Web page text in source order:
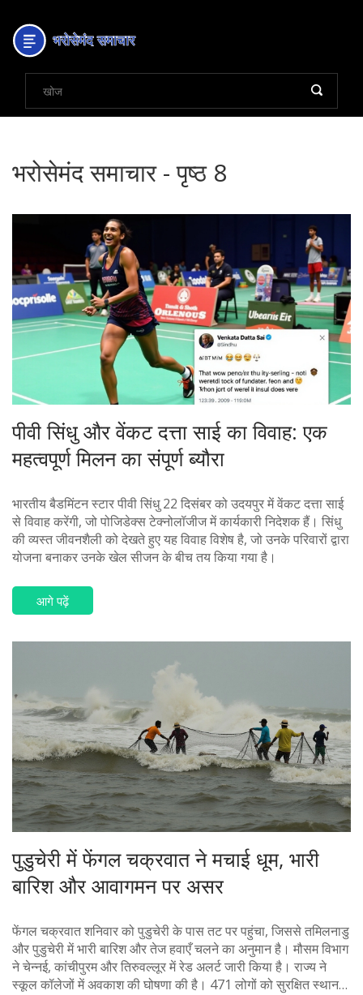
भरोसेमंद समाचार - पृष्ठ 8
पीवी सिंधु और वेंकट दत्ता साई का विवाह: एक
महत्वपूर्ण मिलन का संपूर्ण ब्यौरा
भारतीय बैडमिंटन स्टार पीवी सिंधु 22 दिसंबर को उदयपुर में वेंकट दत्ता साई
से विवाह करेंगी, जो पोजिडेक्स टेक्नोलॉजीज में कार्यकारी निदेशक हैं। सिंधु
की व्यस्त जीवनशैली को देखते हुए यह विवाह विशेष है, जो उनके परिवारों द्वारा
योजना बनाकर उनके खेल सीजन के बीच तय किया गया है।
आगे पढ़ें
पुडुचेरी में फेंगल चक्रवात ने मचाई धूम, भारी
बारिश और आवागमन पर असर
फेंगल चक्रवात शनिवार को पुडुचेरी के पास तट पर पहुंचा, जिससे तमिलनाडु
और पुडुचेरी में भारी बारिश और तेज हवाएँ चलने का अनुमान है। मौसम विभाग
ने चेन्नई, कांचीपुरम और तिरुवल्लूर में रेड अलर्ट जारी किया है। राज्य ने
स्कूल कॉलेजों में अवकाश की घोषणा की है। 471 लोगों को सुरक्षित स्थान